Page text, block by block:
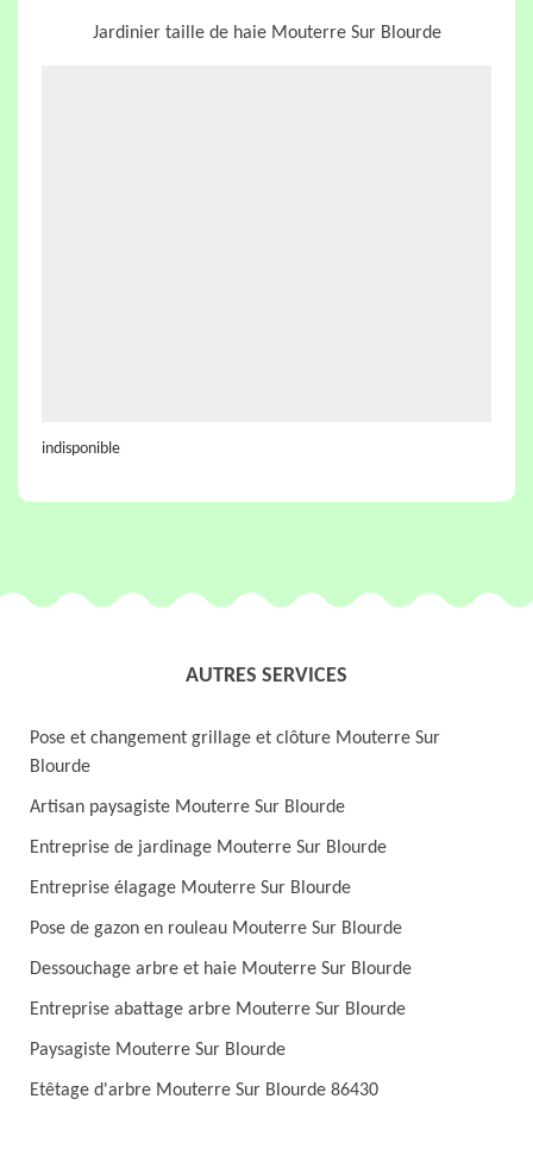
Jardinier taille de haie Mouterre Sur Blourde
indisponible
AUTRES SERVICES
Pose et changement grillage et clôture Mouterre Sur
Blourde
Artisan paysagiste Mouterre Sur Blourde
Entreprise de jardinage Mouterre Sur Blourde
Entreprise élagage Mouterre Sur Blourde
Pose de gazon en rouleau Mouterre Sur Blourde
Dessouchage arbre et haie Mouterre Sur Blourde
Entreprise abattage arbre Mouterre Sur Blourde
Paysagiste Mouterre Sur Blourde
Etêtage d'arbre Mouterre Sur Blourde 86430